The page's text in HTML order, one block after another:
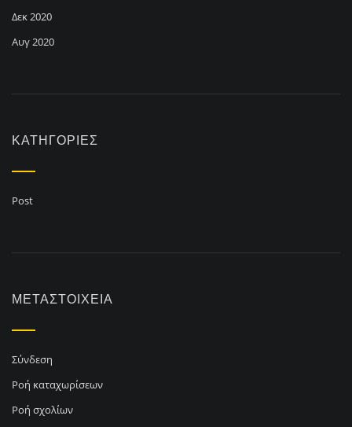
Δεκ 2020
Αυγ 2020
KΑΤΗΓΟΡΊΕΣ
Post
ΜΕΤΑΣΤΟΙΧΕΊΑ
Σύνδεση
Ροή καταχωρίσεων
Ροή σχολίων